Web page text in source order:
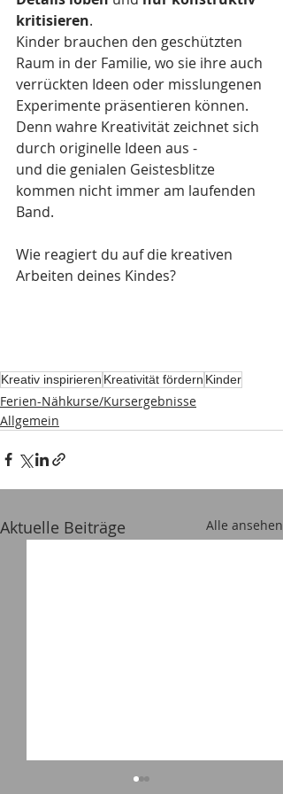
kritisieren.
Kinder brauchen den geschützten
Raum in der Familie, wo sie ihre auch
verrückten Ideen oder misslungenen
Experimente präsentieren können.
Denn wahre Kreativität zeichnet sich
durch originelle Ideen aus -
und die genialen Geistesblitze
kommen nicht immer am laufenden
Band.
Wie reagiert du auf die kreativen
Arbeiten deines Kindes?
Kreativ inspirieren Kreativität fördern Kinder
Ferien-Nähkurse/Kursergebnisse
Allgemein
Aktuelle Beiträge Alle ansehen